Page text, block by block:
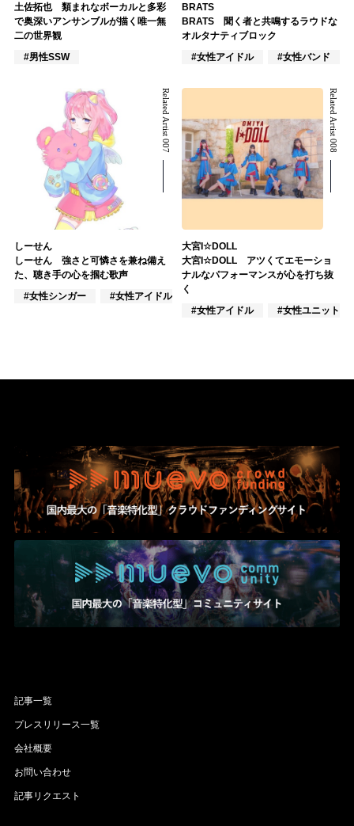
土佐拓也 類まれなボーカルと多彩
で奥深いアンサンブルが描く唯一無
二の世界観
#男性SSW
BRATS
BRATS 聞く者と共鳴するラウドな
オルタナティブロック
#女性アイドル
#女性バンド
Related Artist 007
しーせん
しーせん 強さと可憐さを兼ね備え
た、聴き手の心を掴む歌声
#女性シンガー
#女性アイドル
Related Artist 008
大宮I☆DOLL
大宮I☆DOLL アツくてエモーショ
ナルなパフォーマンスが心を打ち抜
く
#女性アイドル
#女性ユニット
記事一覧
プレスリリース一覧
会社概要
お問い合わせ
記事リクエスト